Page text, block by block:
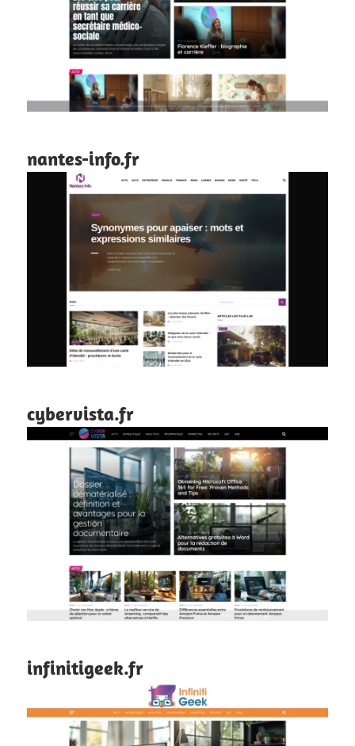
nantes-info.fr
cybervista.fr
infinitigeek.fr